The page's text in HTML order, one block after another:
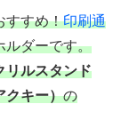
すすめ！印刷通
ルダーです。
リルスタンド
クキー）の